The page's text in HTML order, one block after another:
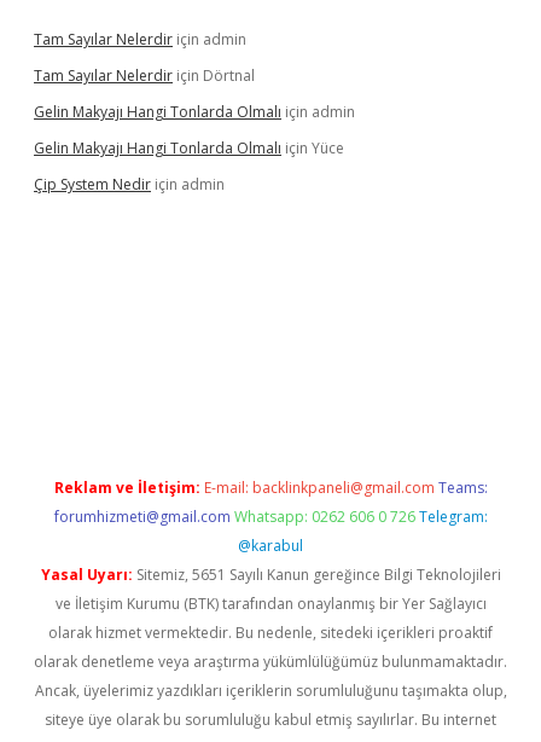
Tam Sayılar Nelerdir için admin
Tam Sayılar Nelerdir için Dörtnal
Gelin Makyajı Hangi Tonlarda Olmalı için admin
Gelin Makyajı Hangi Tonlarda Olmalı için Yüce
Çip System Nedir için admin
Reklam ve İletişim: E-mail: backlinkpaneli@gmail.com Teams:
forumhizmeti@gmail.com Whatsapp: 0262 606 0 726 Telegram:
@karabul
Yasal Uyarı: Sitemiz, 5651 Sayılı Kanun gereğince Bilgi Teknolojileri
ve İletişim Kurumu (BTK) tarafından onaylanmış bir Yer Sağlayıcı
olarak hizmet vermektedir. Bu nedenle, sitedeki içerikleri proaktif
olarak denetleme veya araştırma yükümlülüğümüz bulunmamaktadır.
Ancak, üyelerimiz yazdıkları içeriklerin sorumluluğunu taşımakta olup,
siteye üye olarak bu sorumluluğu kabul etmiş sayılırlar. Bu internet